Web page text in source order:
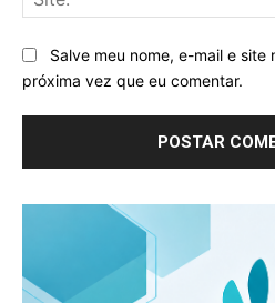
Salve meu nome, e-mail e
próxima vez que eu comentar.